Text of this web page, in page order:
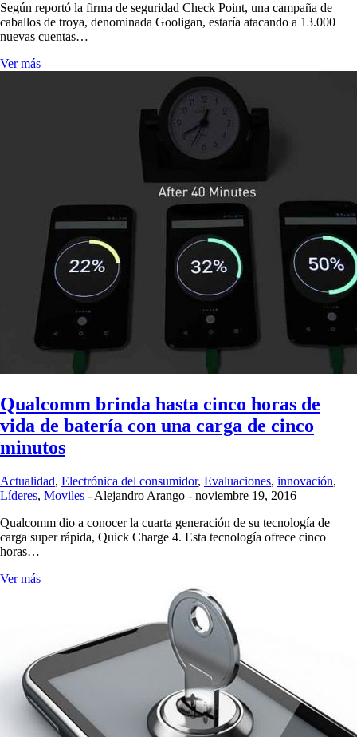
Según reportó la firma de seguridad Check Point, una campaña de
caballos de troya, denominada Gooligan, estaría atacando a 13.000
nuevas cuentas…
Ver más
Qualcomm brinda hasta cinco horas de
vida de batería con una carga de cinco
minutos
Actualidad, Electrónica del consumidor, Evaluaciones, innovación,
Líderes, Moviles - Alejandro Arango - noviembre 19, 2016
Qualcomm dio a conocer la cuarta generación de su tecnología de
carga super rápida, Quick Charge 4. Esta tecnología ofrece cinco
horas…
Ver más